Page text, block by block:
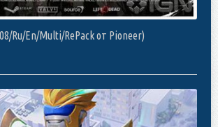
Ru/En/Multi/RePack от Pioneer)